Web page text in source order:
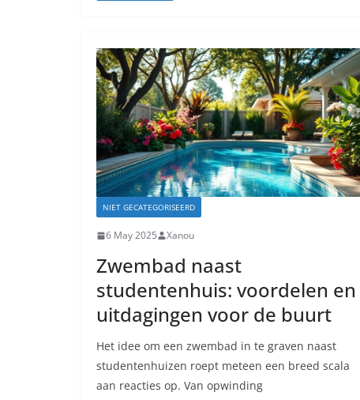
NIET GECATEGORISEERD
6 May 2025 Xanou
Zwembad naast
studentenhuis: voordelen en
uitdagingen voor de buurt
Het idee om een zwembad in te graven naast
studentenhuizen roept meteen een breed scala
aan reacties op. Van opwinding